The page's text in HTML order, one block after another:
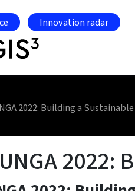
Innovation radar
2022: Building a